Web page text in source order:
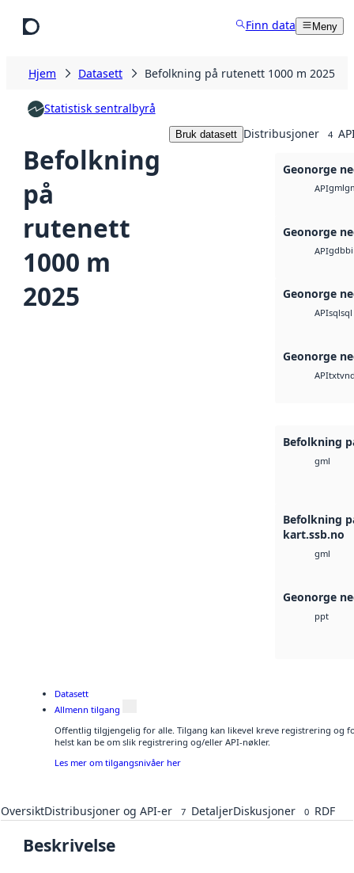
Finn data Meny
Hjem Datasett Befolkning på rutenett 1000 m 2025
Statistisk sentralbyrå
Befolkning
på
rutenett
1000 m
2025
Bruk datasett Distribusjoner 4
Geonorge
APIgml
Geonorge
APIgdb
Geonorge
APIsqlsql
Geonorge
APItxt
Befolkning
gml
Befolkning
kart.ssb.no
gml
Geonorge
ppt
Datasett
Allmenn tilgang
Offentlig tilgjengelig for alle. Tilgang kan likevel kreve registrering og
helst kan be om slik registrering og/eller API-nøkler.
Les mer om tilgangsnivåer her
OversiktDistribusjoner og API-er 7 DetaljerDiskusjoner 0 RDF
Beskrivelse